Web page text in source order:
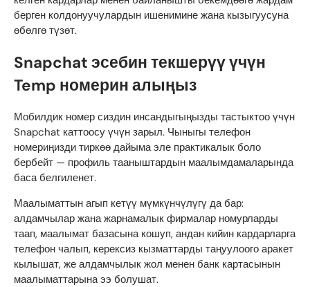
берген колдонуучулардын ишенимине жана кызыгуусуна
өбөлгө түзөт.
Snapchat эсебин текшерүү үчүн
Temp номерин алыңыз
Мобилдик номер сиздин инсандыгыңызды тастыктоо үчүн
Snapchat каттоосу үчүн зарыл. Чыныгы телефон
номериңизди тиркөө дайыма эле практикалык боло
бербейт — профиль тааныштардын маалымдамаларында
баса белгиленет.
Маалыматтын агып кетүү мүмкүнчүлүгү да бар:
алдамчылар жана жарнамалык фирмалар номурларды
таап, маалымат базасына кошуп, андан кийин кардарларга
телефон чалып, керексиз кызматтарды таңуулоого аракет
кылышат, же алдамчылык жол менен банк картасынын
маалыматтарына ээ болушат.